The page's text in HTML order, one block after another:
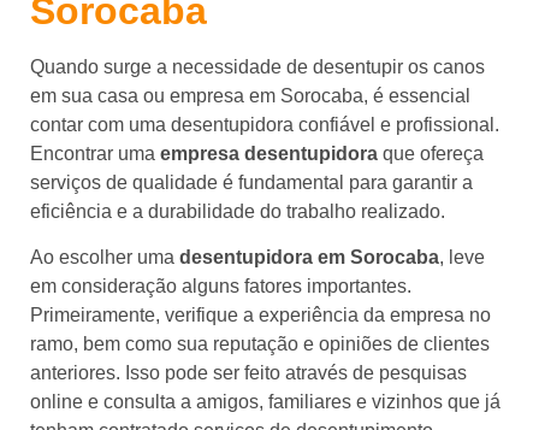
Sorocaba
Quando surge a necessidade de desentupir os canos
em sua casa ou empresa em Sorocaba, é essencial
contar com uma desentupidora confiável e profissional.
Encontrar uma empresa desentupidora que ofereça
serviços de qualidade é fundamental para garantir a
eficiência e a durabilidade do trabalho realizado.
Ao escolher uma desentupidora em Sorocaba, leve
em consideração alguns fatores importantes.
Primeiramente, verifique a experiência da empresa no
ramo, bem como sua reputação e opiniões de clientes
anteriores. Isso pode ser feito através de pesquisas
online e consulta a amigos, familiares e vizinhos que já